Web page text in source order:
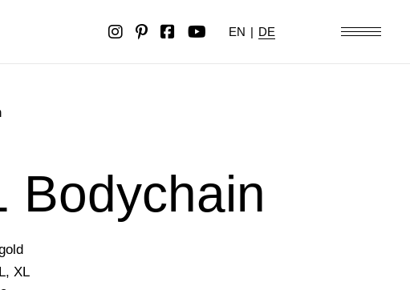
EN | DE
Bodychain
XL